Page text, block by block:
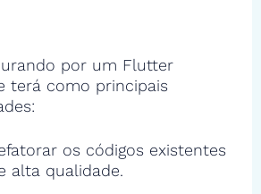
por um Flutter
terá como principais
os códigos existentes
alta qualidade.